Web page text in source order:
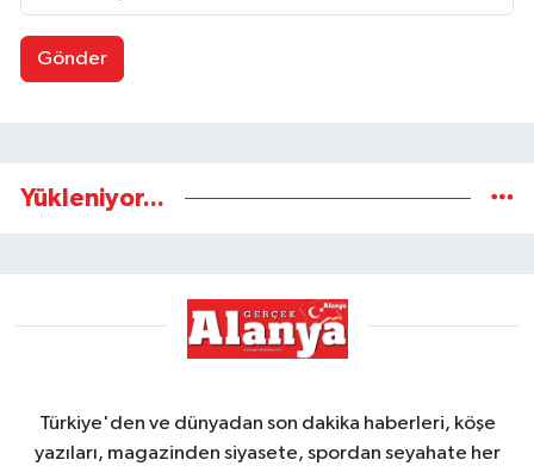
Gönder
Yükleniyor...
Türkiye'den ve dünyadan son dakika haberleri, köşe
yazıları, magazinden siyasete, spordan seyahate her